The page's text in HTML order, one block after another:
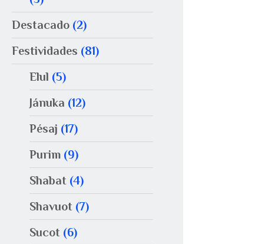
Destacado (2)
Festividades (81)
Elul (5)
Jánuka (12)
Pésaj (17)
Purim (9)
Shabat (4)
Shavuot (7)
Sucot (6)